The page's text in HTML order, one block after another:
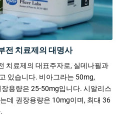
전 치료제의 대명사
치료제의 대표주자로, 실데나필과
있습니다. 비아그라는 50mg,
용량은 25-50mg입니다. 시알리스
데 권장용량은 10mg이며, 최대 36